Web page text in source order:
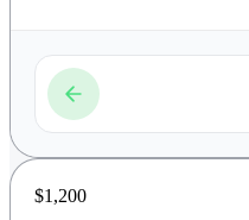
$1,200